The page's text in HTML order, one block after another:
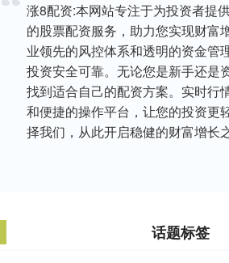
涨8配资:本网站专注于为投资者提
的股票配资服务，助力您实现财富
业领先的风控体系和透明的资金管
投资安全可靠。无论您是新手还是
找到适合自己的配资方案。实时行
和便捷的操作平台，让您的投资更
择我们，从此开启稳健的财富增长
话题标签